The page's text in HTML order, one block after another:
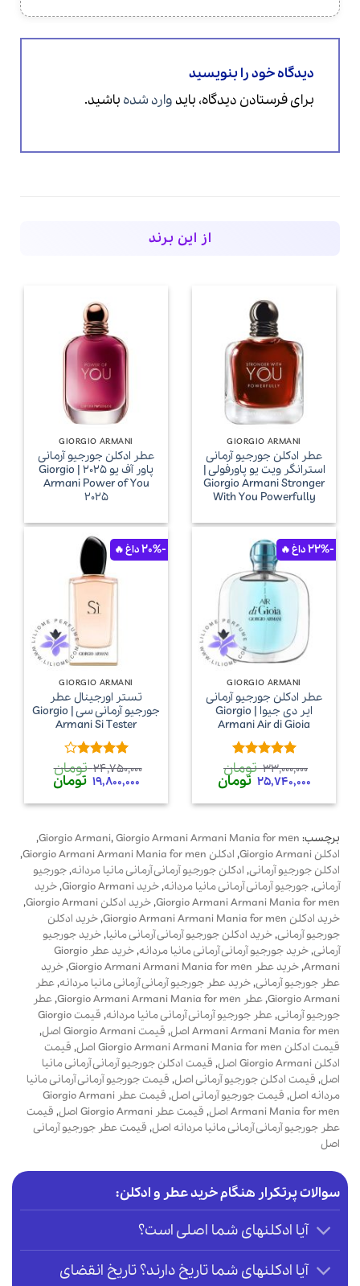
دیدگاه خود را بنویسید
برای فرستادن دیدگاه، باید وارد شده باشید.
از این برند
GIORGIO ARMANI
عطر ادکلن جورجیو آرمانی
استرانگر ویت یو پاورفولی |
Giorgio Armani Stronger
With You Powerfully
GIORGIO ARMANI
عطر ادکلن جورجیو آرمانی
پاور آف یو 2025 | Giorgio
Armani Power of You
2025
-22%
GIORGIO ARMANI
عطر ادکلن جورجیو آرمانی
ایر دی جیوا | Giorgio
Armani Air di Gioia
امتیاز5از
5
33,000,000 تومان
قیمت
اصلی
33,000,000 تومان
بود.
25,740,000 تومان
25,740,000 تومان
است.
-20%
GIORGIO ARMANI
تستر اورجینال عطر
جورجیو آرمانی سی | Giorgio
Armani Si Tester
امتیاز4
از 5
24,750,000 تومان
قیمت
اصلی
24,750,000 تومان
بود.
19,800,000 تومان
است.
برچسب: Giorgio Armani,Giorgio Armani Armani Mania for men
,
ادکلن Giorgio Armani
, ادکلن Giorgio Armani Armani Mania for men
,
ادکلن جورجیو آرمانی, ادکلن جورجیو آرمانی آرمانی مانیا مردانه,جورجیو
آرمانی,جورجیو آرمانی آرمانی مانیا مردانه,خرید Giorgio Armani ,خرید
Giorgio Armani Armani Mania for men
,خرید ادکلن Giorgio Armani
,
خرید ادکلن Giorgio Armani Armani Mania for men
,خرید ادکلن
جورجیو آرمانی,خرید ادکلن جورجیو آرمانی آرمانی مانیا,خرید جورجیو
آرمانی,خرید جورجیو آرمانی آرمانی مانیا مردانه,
خرید عطر Giorgio
Armani
,خرید عطر Giorgio Armani Armani Mania for men ,خرید
عطر جورجیو آرمانی,خرید عطر جورجیو آرمانی آرمانی مانیا مردانه,عطر
Giorgio Armani
,عطر Giorgio Armani Armani Mania for men ,عطر
جورجیو آرمانی,عطر جورجیو آرمانی آرمانی مانیا مردانه,
قیمت Giorgio
Armani Armani Mania for men اصل
, قیمت Giorgio Armani اصل
,
قیمت ادکلن Giorgio Armani Armani Mania for men اصل
, قیمت
ادکلن Giorgio Armani اصل
, قیمت ادکلن جورجیو آرمانی آرمانی مانیا
اصل, قیمت ادکلن جورجیو آرمانی اصل, قیمت جورجیو آرمانی آرمانی مانیا
مردانه اصل, قیمت جورجیو آرمانی اصل,
قیمت عطر Giorgio Armani
Armani Mania for men اصل
, قیمت عطر Giorgio Armani اصل , قیمت
عطر جورجیو آرمانی آرمانی مانیا مردانه اصل, قیمت عطر جورجیو آرمانی
اصل
سوالات پرتکرار هنگام خرید عطر و ادکلن:
آیا ادکلنهای شما اصلی است؟
آیا ادکلنهای شما تاریخ دارند؟ تاریخ انقضای